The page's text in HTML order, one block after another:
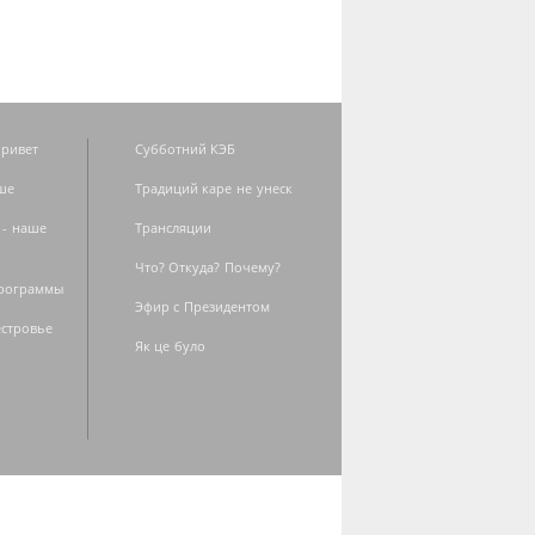
- наше
Субботний КЭБ
Традиций каре не унеск
Трансляции
Что? Откуда? Почему?
Эфир с Президентом
Як це було